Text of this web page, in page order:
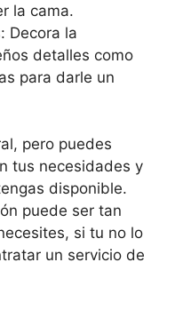
la cama.
Decora la
detalles como
para darle un
pero puedes
tus necesidades y
disponible.
puede ser tan
si tu no lo
un servicio de